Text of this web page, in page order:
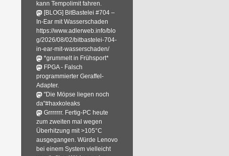
kann Tempolimit fahren.
[BLOG] BitBastelei #704 –
In-Ear mit Wasserschaden
https://www.adlerweb.info/blo
g/2026/08/02/bitbastelei-704-
in-ear-mit-wasserschaden/
*grummelt in Frühsport*
FPGA - Falsch
programmierter Geraffel-
Adapter.
"Die Möpse liegen noch
da"#haxkoleaks
Grrrrrrr. Fertig-PC heute
zum zweiten mal wegen
Überhitzung mit >105°C
ausgegangen. Würde Lenovo
bei einem System vielleicht